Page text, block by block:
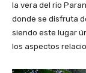
la vera del rio
donde se disfruta
siendo este lugar
los aspectos